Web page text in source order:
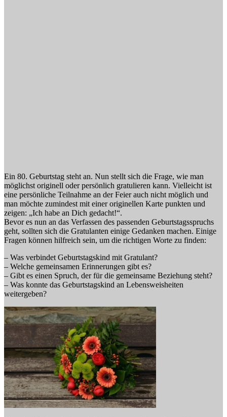
Ein 80. Geburtstag steht an. Nun stellt sich die Frage, wie man
möglichst originell oder persönlich gratulieren kann. Vielleicht ist
eine persönliche Teilnahme an der Feier auch nicht möglich und
man möchte zumindest mit einer originellen Karte punkten und
zeigen: „Ich habe an Dich gedacht!“.
Bevor es nun an das Verfassen des passenden Geburtstagsspruchs
geht, sollten sich die Gratulanten einige Gedanken machen. Einige
Fragen können hilfreich sein, um die richtigen Worte zu finden:
– Was verbindet Geburtstagskind mit Gratulant?
– Welche gemeinsamen Erinnerungen gibt es?
– Gibt es einen Spruch, der für die gemeinsame Beziehung steht?
– Was konnte das Geburtstagskind an Lebensweisheiten
weitergeben?